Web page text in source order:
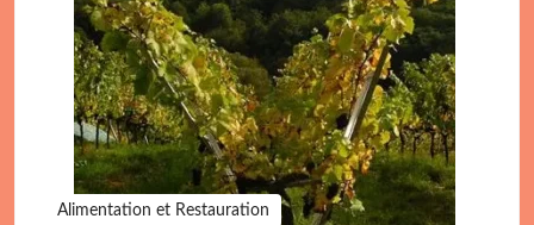
Alimentation et Restauration